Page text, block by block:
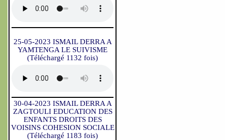
25-05-2023 ISMAIL DERRA A
YAMTENGA LE SUIVISME
(Téléchargé 1132 fois)
30-04-2023 ISMAIL DERRA A
ZAGTOULI EDUCATION DES
ENFANTS DROITS DES
VOISINS COHESION SOCIALE
(Téléchargé 1183 fois)